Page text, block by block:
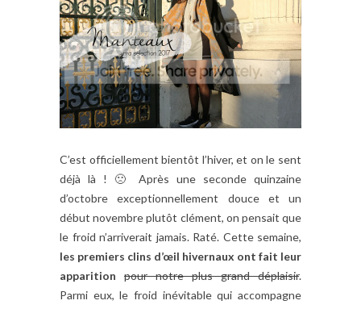
C’est officiellement bientôt l’hiver, et on le sent
déjà là ! 🙁 Après une seconde quinzaine
d’octobre exceptionnellement douce et un
début novembre plutôt clément, on pensait que
le froid n’arriverait jamais. Raté. Cette semaine,
les premiers clins d’œil hivernaux ont fait leur
apparition
pour notre plus grand déplaisir.
Parmi eux, le froid inévitable qui accompagne